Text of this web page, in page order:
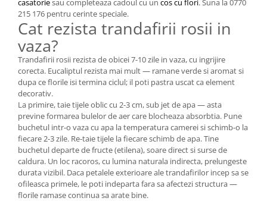
casatoriesau completeaza cadoul cu un cos cu flori. Suna la 0770
215 176 pentru cerinte speciale.
Cat rezista trandafirii rosii in
vaza?
Trandafirii rosii rezista de obicei 7-10 zile in vaza, cu ingrijire
corecta. Eucaliptul rezista mai mult — ramane verde si aromat si
dupa ce florile isi termina ciclul; il poti pastra uscat ca element
decorativ.
La primire, taie tijele oblic cu 2-3 cm, sub jet de apa — asta
previne formarea bulelor de aer care blocheaza absorbtia. Pune
buchetul intr-o vaza cu apa la temperatura camerei si schimb-o la
fiecare 2-3 zile. Re-taie tijele la fiecare schimb de apa. Tine
buchetul departe de fructe (etilena), soare direct si surse de
caldura. Un loc racoros, cu lumina naturala indirecta, prelungeste
durata vizibil. Daca petalele exterioare ale trandafirilor incep sa se
ofileasca primele, le poti indeparta fara sa afectezi structura —
florile ramase continua sa arate bine.